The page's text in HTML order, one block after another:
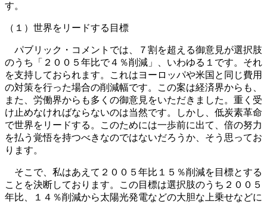
す。
（１）世界をリードする目標
パブリック・コメントでは、７割を超える御意見が選択肢
のうち「２００５年比で４％削減」、いわゆる１です。それ
を支持しておられます。これはヨーロッパや米国と同じ費用
の対策を行った場合の削減幅です。この案は経済界からも、
また、労働界からも多くの御意見をいただきました。重く受
け止めなければならないのは当然です。しかし、低炭素革命
で世界をリードする。このためには一歩前に出て、倍の努力
を払う覚悟を持つべきなのではないだろうか、そう思ってお
ります。
そこで、私はあえて２００５年比１５％削減を目標とする
ことを決断しております。この目標は選択肢のうち２００５
年比、１４％削減から太陽光発電などの大胆な上乗せなどに